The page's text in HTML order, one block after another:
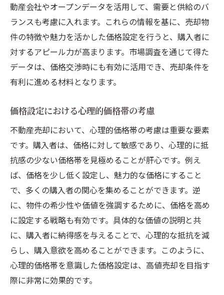
動産会社やオープンデータを活用して、需要と供給のバ
ランスも考慮に入れます。これらの情報を基に、売却物
件の特徴や魅力を活かした価格設定を行うと、購入者に
対するアピール力が高まります。市場調査を通じて得た
データは、価格交渉時にも有効に活用でき、売却条件を
有利に進める材料となります。
価格設定における心理的価格帯の考慮
不動産売却において、心理的価格帯の考慮は重要な要素
です。購入者は、価格に対して敏感であり、心理的に抵
抗感の少ない価格帯を見極めることが肝心です。例え
ば、価格を少し低く設定し、魅力的な価格にすること
で、多くの購入者の関心を集めることができます。逆
に、物件の希少性や価値を強調するために、価格を高め
に設定する戦略も有効です。具体的な価値の説明と共
に、購入者に納得感を与えることで、心理的な抵抗を減
らし、購入意欲を高めることができます。このように、
心理的価格帯を意識した価格設定は、高値売却を目指す
際に非常に効果的です。